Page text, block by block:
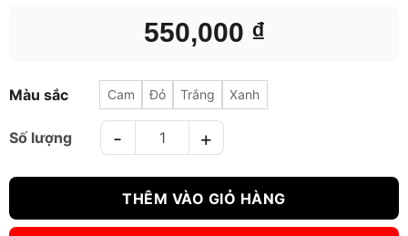
550,000 ₫
Màu sắc Cam Đỏ Trắng Xanh
BẢO HỘ CHÂN BN SHINGUARD số lượng
THÊM VÀO GIỎ HÀNG